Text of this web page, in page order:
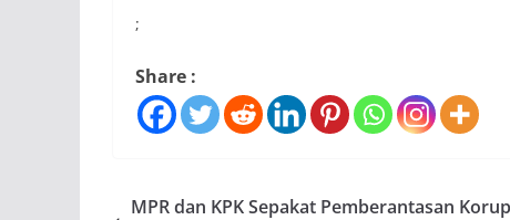
;
Share :
MPR dan KPK Sepakat Pemberantasan